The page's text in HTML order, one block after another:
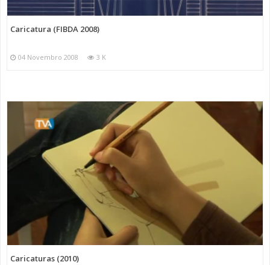
Caricatura (FIBDA 2008)
04 Novembro 2008 3 K
Caricaturas (2010)